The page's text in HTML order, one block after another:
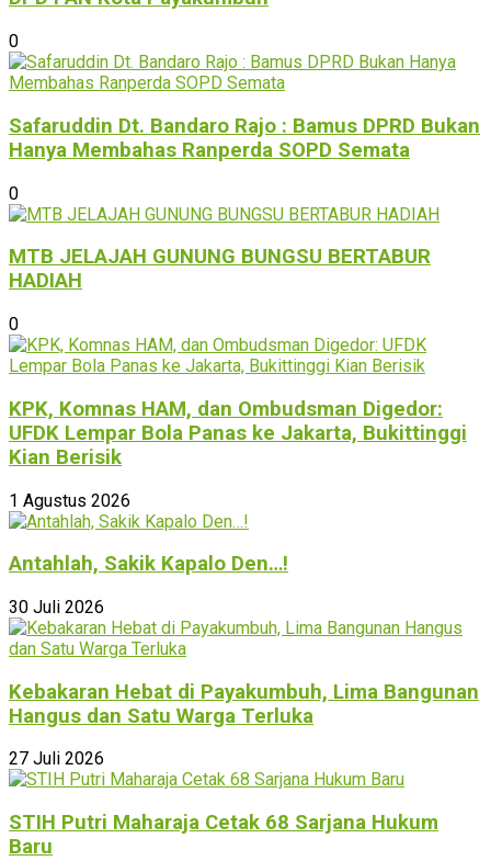
0
Safaruddin Dt. Bandaro Rajo : Bamus DPRD Bukan
Hanya Membahas Ranperda SOPD Semata
0
MTB JELAJAH GUNUNG BUNGSU BERTABUR
HADIAH
0
KPK, Komnas HAM, dan Ombudsman Digedor:
UFDK Lempar Bola Panas ke Jakarta, Bukittinggi
Kian Berisik
1 Agustus 2026
Antahlah, Sakik Kapalo Den…!
30 Juli 2026
Kebakaran Hebat di Payakumbuh, Lima Bangunan
Hangus dan Satu Warga Terluka
27 Juli 2026
STIH Putri Maharaja Cetak 68 Sarjana Hukum
Baru